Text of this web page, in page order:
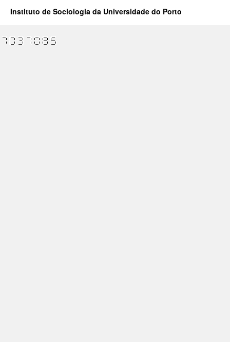
Instituto de Sociologia da Universidade do Porto